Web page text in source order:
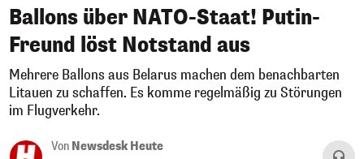
Ballons über NATO-Staat! Putin-
Freund löst Notstand aus
Mehrere Ballons aus Belarus machen dem benachbarten
Litauen zu schaffen. Es komme regelmäßig zu Störungen
im Flugverkehr.
Von Newsdesk Heute